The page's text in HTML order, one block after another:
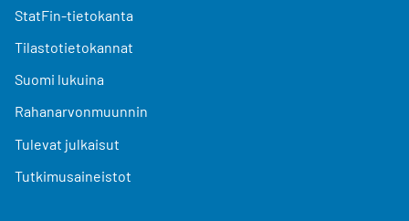
StatFin-tietokanta
Tilastotietokannat
Suomi lukuina
Rahanarvonmuunnin
Tulevat julkaisut
Tutkimusaineistot